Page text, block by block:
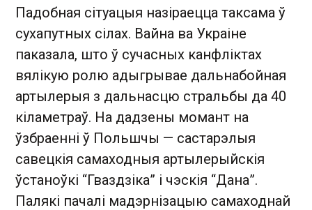
Падобная сітуацыя назіраецца таксама ў
сухапутных сілах. Вайна ва Украіне
паказала, што ў сучасных канфліктах
вялікую ролю адыгрывае дальнабойная
артылерыя з дальнасцю стральбы да 40
кіламетраў. На дадзены момант на
ўзбраенні ў Польшчы — састарэлыя
савецкія самаходныя артылерыйскія
ўстаноўкі “Гваздзіка” і чэскія “Дана”.
Палякі пачалі мадэрнізацыю самаходнай